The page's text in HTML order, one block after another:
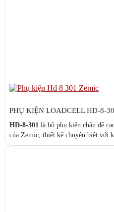
PHỤ KIỆN LOADCELL HD-8-
HD-8-301 là bộ phụ kiện chân đế
của Zemic, thiết kế chuyên biệt với
bằngvà dễ dàng lắp đặt. Sản phẩm